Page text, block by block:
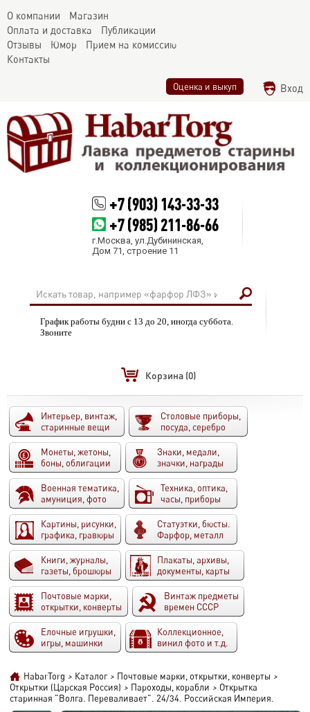
О компании
Магазин
Оплата и доставка
Публикации
Отзывы
Юмор
Прием на комиссию
Контакты
Оценка и выкуп Вход
+7 (903) 143-33-33
+7 (985) 211-86-66
г.Москва, ул.Дубининская,
Дом 71, строение 11
График работы будни с 13 до 20, иногда суббота.
Звоните
Корзина (0)
Интерьер, винтаж,
старинные вещи
Столовые приборы,
посуда, серебро
Монеты, жетоны,
боны, облигации
Знаки, медали,
значки, награды
Военная тематика,
амуниция, фото
Техника, оптика,
часы, приборы
Картины, рисунки,
графика, гравюры
Статуэтки, бюсты.
Фарфор, металл
Книги, журналы,
газеты, брошюры
Плакаты, архивы,
документы, карты
Почтовые марки,
открытки, конверты
Винтаж предметы
времен СССР
Елочные игрушки,
игры, машинки
Коллекционное,
винил фото и т.д.
HabarTorg > Каталог > Почтовые марки, открытки, конверты >
Открытки (Царская Россия) > Пароходы, корабли > Открытка
старинная "Волга. Переваливает". 24/34. Российская Империя.